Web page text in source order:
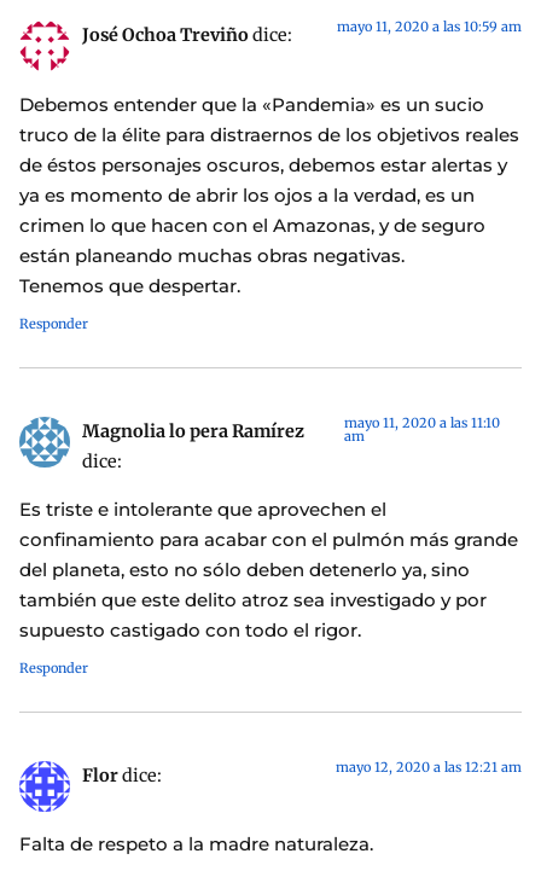
José Ochoa Treviñodice: mayo 11, 2020 a las 10:59 am
Debemos entender que la «Pandemia» es un sucio
truco de la élite para distraernos de los objetivos reales
de éstos personajes oscuros, debemos estar alertas y
ya es momento de abrir los ojos a la verdad, es un
crimen lo que hacen con el Amazonas, y de seguro
están planeando muchas obras negativas.
Tenemos que despertar.
Responder
Magnolia lo pera Ramírez
dice:
mayo 11, 2020 a las 11:10
am
Es triste e intolerante que aprovechen el
confinamiento para acabar con el pulmón más grande
del planeta, esto no sólo deben detenerlo ya, sino
también que este delito atroz sea investigado y por
supuesto castigado con todo el rigor.
Responder
Flordice: mayo 12, 2020 a las 12:21 am
Falta de respeto a la madre naturaleza.